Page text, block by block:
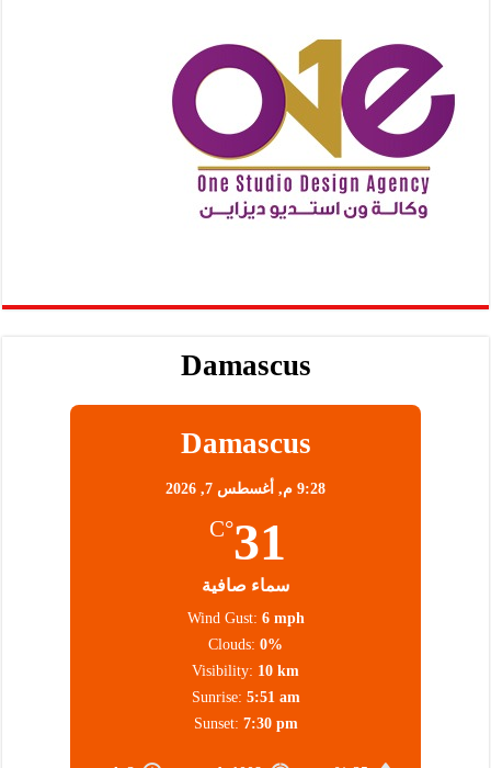
Damascus
Damascus
9:28 م, أغسطس 7, 2026
31
°C
سماء صافية
Wind Gust: 6 mph
Clouds: 0%
Visibility: 10 km
Sunrise: 5:51 am
Sunset: 7:30 pm